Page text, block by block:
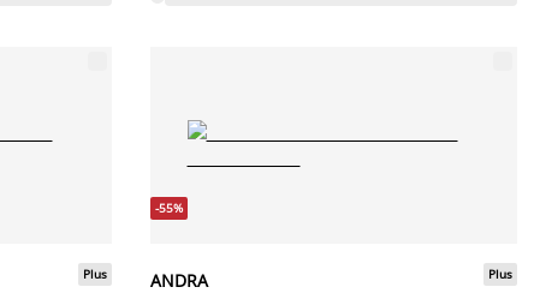
Plus
-55%
ANDRA
Plus